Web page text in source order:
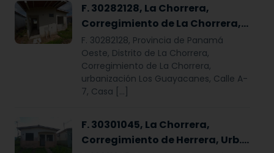
F. 30282128, La Chorrera,
Corregimiento de La Chorrera,
urbanización Los Guayacanes,
Casa F-424
F. 30282128, Provincia de Panamá
Oeste, Distrito de La Chorrera,
Corregimiento de La Chorrera,
urbanización Los Guayacanes, Calle A-
7, Casa […]
F. 30301045, La Chorrera,
Corregimiento de Herrera, Urb.